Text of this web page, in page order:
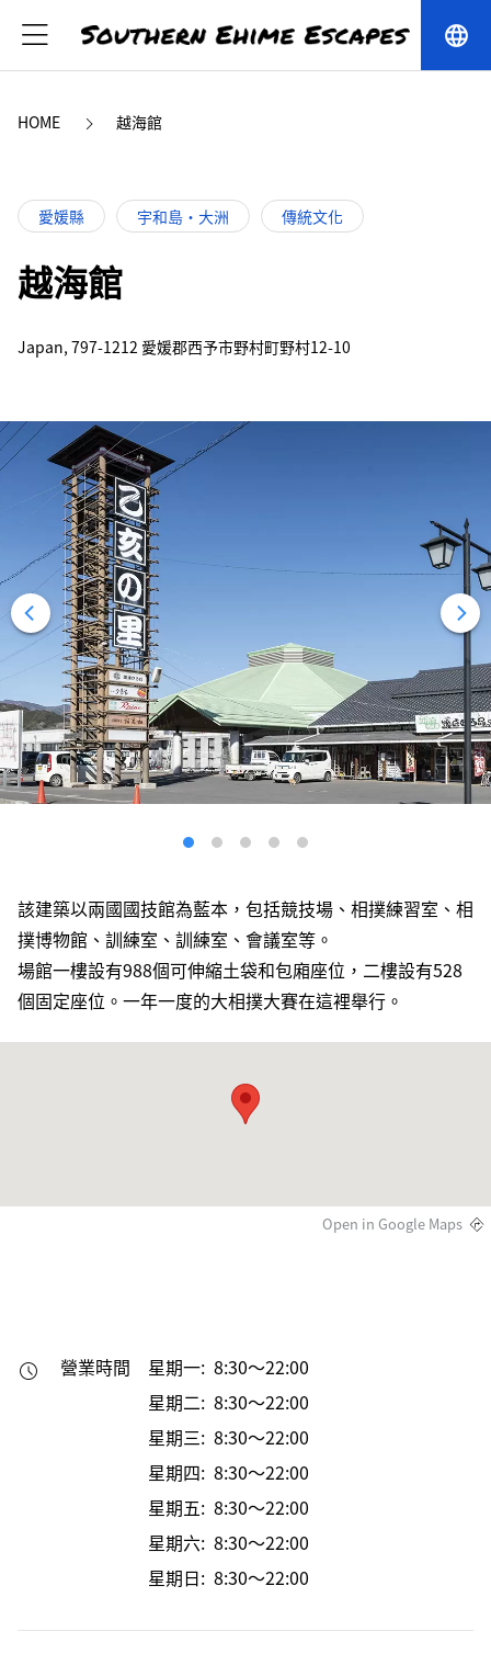
language
HOME 越海館
愛媛縣 宇和島・大洲 傳統文化
越海館
Japan, 797-1212 愛媛郡西予市野村町野村12-10
該建築以兩國國技館為藍本，包括競技場、相撲練習室、相
撲博物館、訓練室、訓練室、會議室等。
場館一樓設有988個可伸縮土袋和包廂座位，二樓設有528
個固定座位。一年一度的大相撲大賽在這裡舉行。
Open in Google Maps
營業時間
星期一: 8:30～22:00
星期二: 8:30～22:00
星期三: 8:30～22:00
星期四: 8:30～22:00
星期五: 8:30～22:00
星期六: 8:30～22:00
星期日: 8:30～22:00